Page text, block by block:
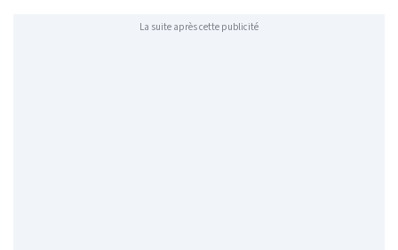
La suite après cette publicité